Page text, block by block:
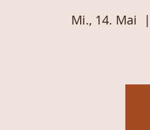
Mi., 14. Mai
  |